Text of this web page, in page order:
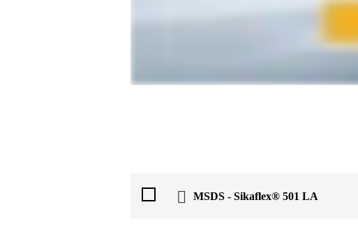
MSDS - Sikaflex® 501 LA